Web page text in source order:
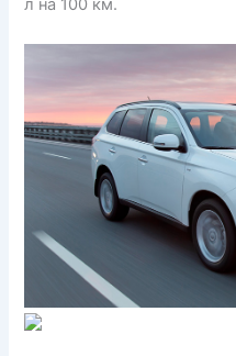
л на 100 км.